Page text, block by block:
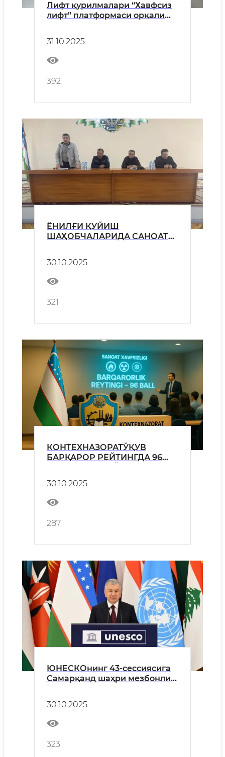
Лифт қурилмалари “Хавфсиз
лифт” платформаси орқали
31.10.2025
392
ЁНИЛҒИ ҚУЙИШ
ШАҲОБЧАЛАРИДА САНОАТ
30.10.2025
321
КОНТЕХНАЗОРАТЎҚУВ
БАРҚАРОР РЕЙТИНГДА 96
30.10.2025
287
ЮНЕСКОнинг 43-сессиясига
Самарқанд шаҳри мезбонлик
30.10.2025
323